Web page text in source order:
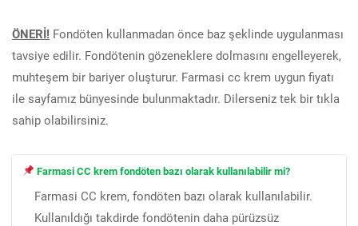
ÖNERİ! Fondöten kullanmadan önce baz şeklinde uygulanması
tavsiye edilir. Fondötenin gözeneklere dolmasını engelleyerek,
muhteşem bir bariyer oluşturur. Farmasi cc krem uygun fiyatı
ile sayfamız bünyesinde bulunmaktadır. Dilerseniz tek bir tıkla
sahip olabilirsiniz.
Farmasi CC krem fondöten bazı olarak kullanılabilir mi?
Farmasi CC krem, fondöten bazı olarak kullanılabilir.
Kullanıldığı takdirde fondötenin daha pürüzsüz